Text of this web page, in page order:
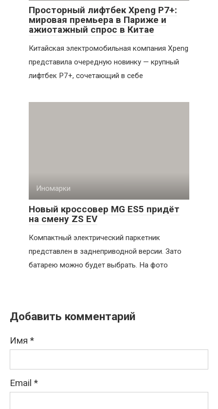
Просторный лифтбек Xpeng P7+:
мировая премьера в Париже и
ажиотажный спрос в Китае
Китайская электромобильная компания Xpeng
представила очередную новинку — крупный
лифтбек P7+, сочетающий в себе
Иномарки
Новый кроссовер MG ES5 придёт
на смену ZS EV
Компактный электрический паркетник
представлен в заднеприводной версии. Зато
батарею можно будет выбрать. На фото
Добавить комментарий
Имя *
Email *